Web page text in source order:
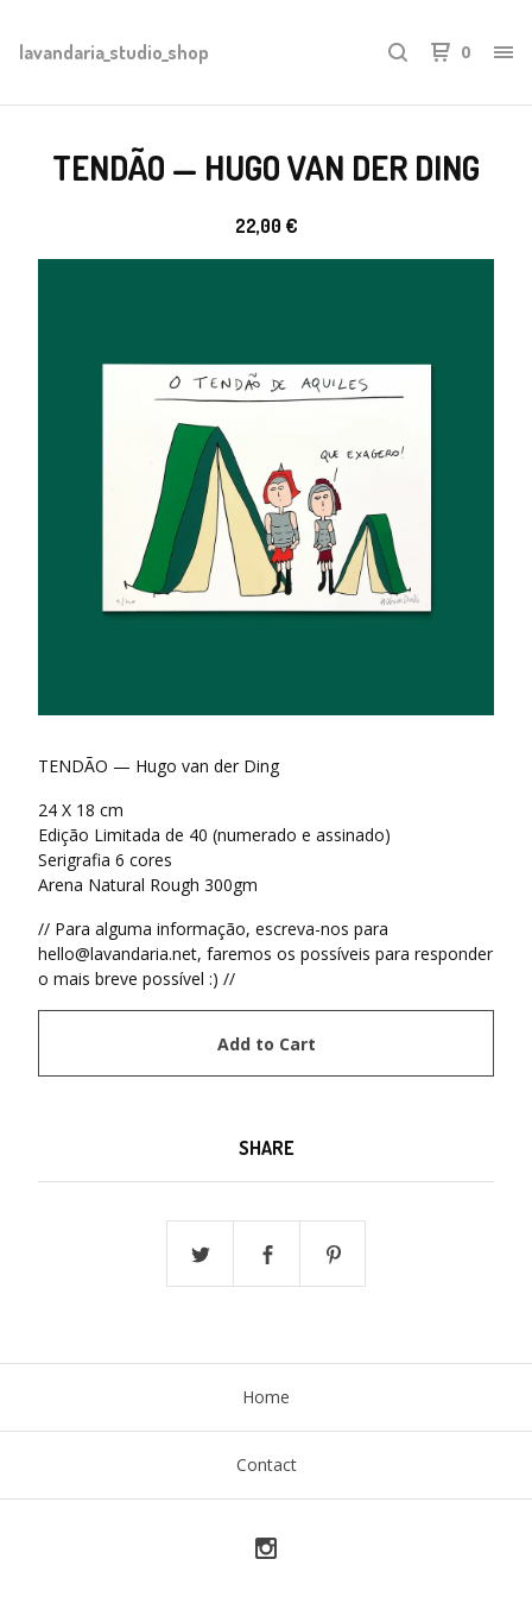
lavandaria_studio_shop 0
TENDÃO — HUGO VAN DER DING
22,00 €
TENDÃO — Hugo van der Ding
24 X 18 cm
Edição Limitada de 40 (numerado e assinado)
Serigrafia 6 cores
Arena Natural Rough 300gm
// Para alguma informação, escreva-nos para
hello@lavandaria.net, faremos os possíveis para responder
o mais breve possível :) //
Add to Cart
SHARE
Home
Contact